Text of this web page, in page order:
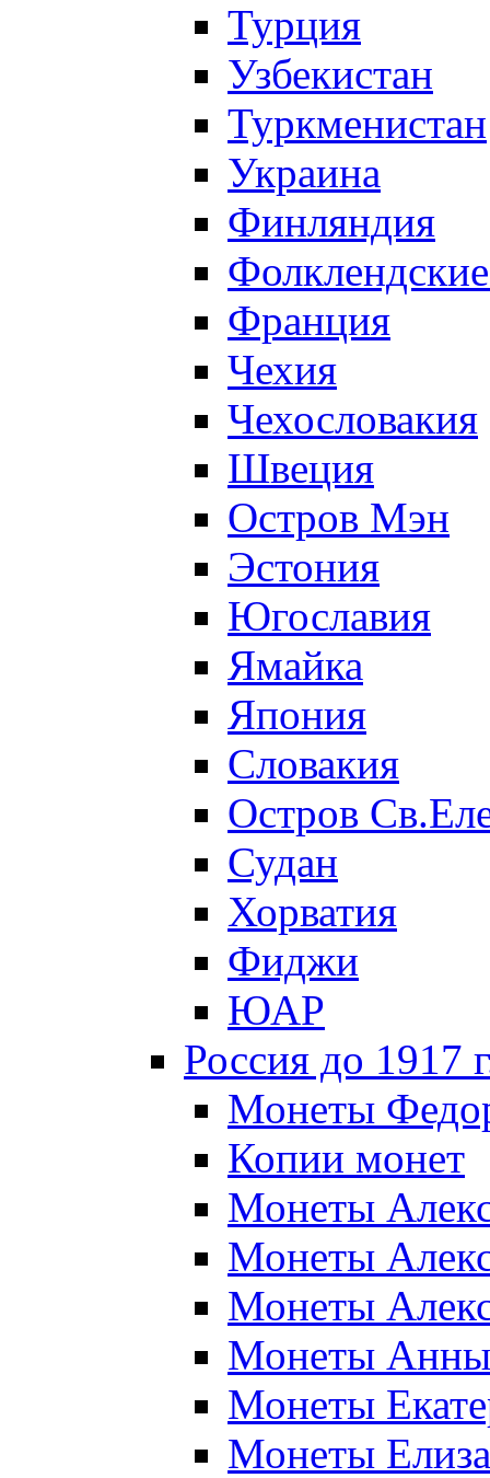
Турция
Узбекистан
Туркменистан
Украина
Финляндия
Франция
Чехия
Чехословакия
Швеция
Остров Мэн
Эстония
Югославия
Ямайка
Япония
Словакия
Остров
Судан
Хорватия
Фиджи
ЮАР
Россия до 1917
Монеты
Копии монет
Монеты
Монеты
Монеты
Монеты Анны
Монеты
Монеты